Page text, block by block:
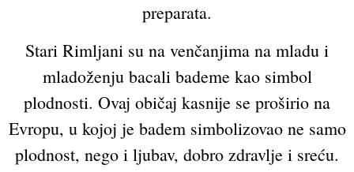
preparata.
Stari Rimljani su na venčanjima na mladu i
mladoženju bacali bademe kao simbol
plodnosti. Ovaj običaj kasnije se proširio na
Evropu, u kojoj je badem simbolizovao ne samo
plodnost, nego i ljubav, dobro zdravlje i sreću.